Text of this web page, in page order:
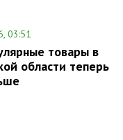
03:51
товары в
области теперь